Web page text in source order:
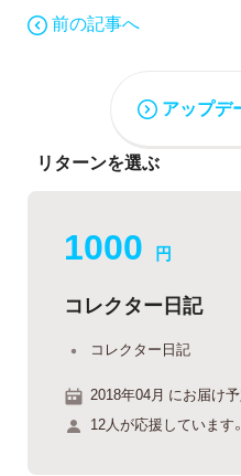
前の記事へ
アップデ
リターンを選ぶ
1000 円
コレクター日記
コレクター日記
2018年04月 にお届け予
12人が応援しています。